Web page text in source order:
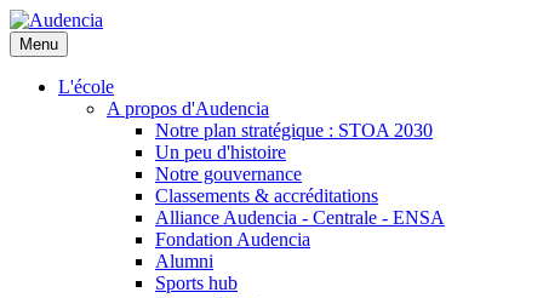
Aller
au
contenu
principal
Menu
L'école
A propos d'Audencia
Notre plan stratégique : STOA 2030
Un peu d'histoire
Notre gouvernance
Classements & accréditations
Alliance Audencia - Centrale - ENSA
Fondation Audencia
Alumni
Sports hub